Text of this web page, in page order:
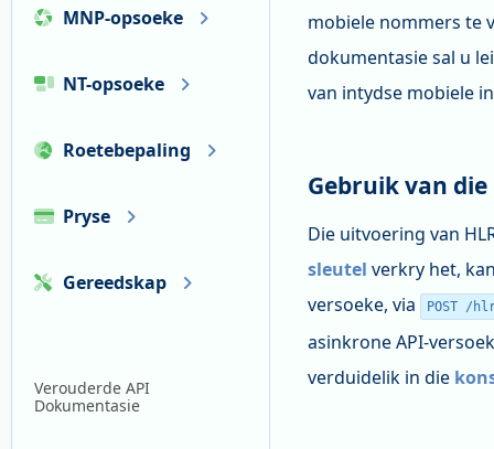
MNP-opsoeke
NT-opsoeke
Roetebepaling
Pryse
Gereedskap
Verouderde API
Dokumentasie
mobiele nommers te
dokumentasie sal u
van intydse mobiele
Gebruik van die
Die uitvoering van
sleutel verkry het,
versoeke, via
POST /
asinkrone API-
verduidelik in die